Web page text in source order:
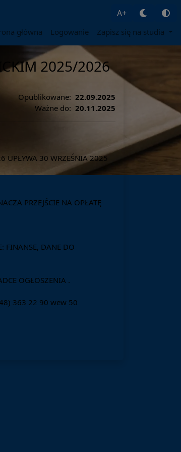
A+
główna Logowanie Zapisz się na studia
2025/2026
Opublikowane: 22.09.2025
Ważne do: 20.11.2025
UPŁYWA 30 WRZEŚNIA 2025
PRZEJŚCIE NA OPŁATĘ
FINANSE, DANE DO
OGŁOSZENIA .
363 22 90 wew 50